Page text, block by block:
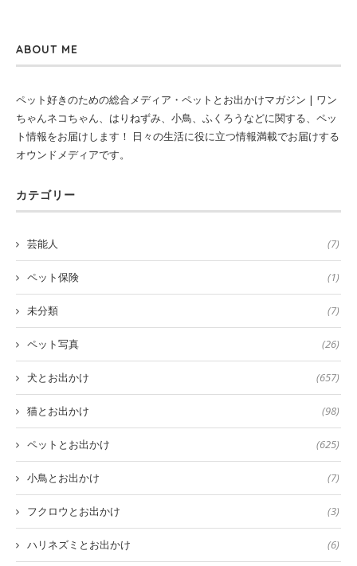
ABOUT ME
ペット好きのための総合メディア・ペットとお出かけマガジン | ワン
ちゃんネコちゃん、はりねずみ、小鳥、ふくろうなどに関する、ペッ
ト情報をお届けします！ 日々の生活に役に立つ情報満載でお届けする
オウンドメディアです。
カテゴリー
芸能人 (7)
ペット保険 (1)
未分類 (7)
ペット写真 (26)
犬とお出かけ (657)
猫とお出かけ (98)
ペットとお出かけ (625)
小鳥とお出かけ (7)
フクロウとお出かけ (3)
ハリネズミとお出かけ (6)